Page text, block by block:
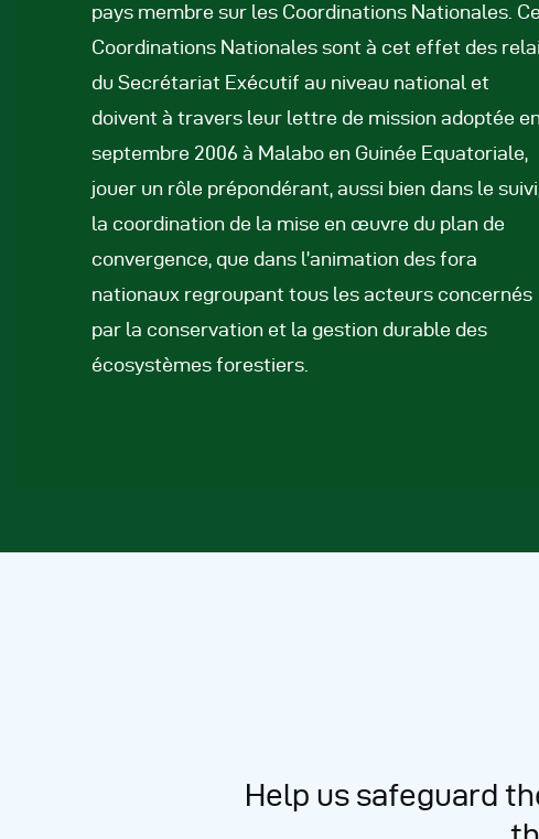
pays membre sur les Coordinations Nationales.
Coordinations Nationales sont à cet effet des
du Secrétariat Exécutif au niveau national et
doivent à travers leur lettre de mission adoptée en
septembre 2006 à Malabo en Guinée Equatoriale,
jouer un rôle prépondérant, aussi bien dans le
la coordination de la mise en œuvre du plan de
convergence, que dans l’animation des fora
nationaux regroupant tous les acteurs concernés
par la conservation et la gestion durable des
écosystèmes forestiers.
Help us safeguard